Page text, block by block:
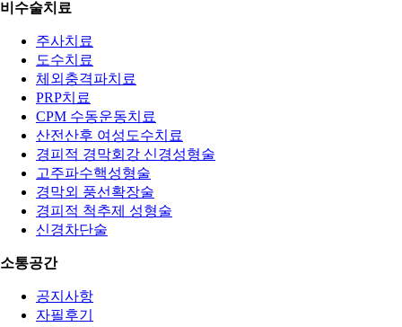
비수술치료
주사치료
도수치료
체외충격파치료
PRP치료
CPM 수동운동치료
산전산후 여성도수치료
경피적 경막회강 신경성형술
고주파수핵성형술
경막외 풍선확장술
경피적 척추제 성형술
신경차단술
소통공간
공지사항
자필후기